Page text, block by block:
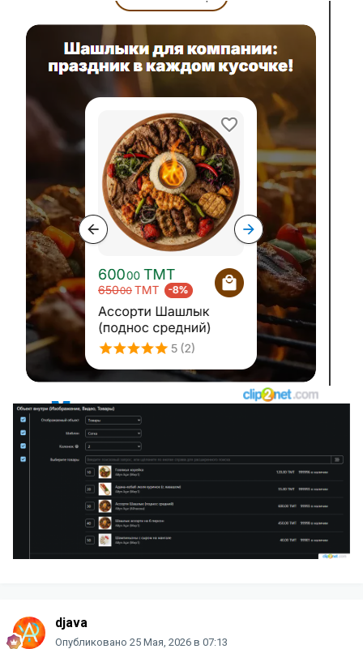
djava
Опубликовано 25 Мая, 2026 в 07:13